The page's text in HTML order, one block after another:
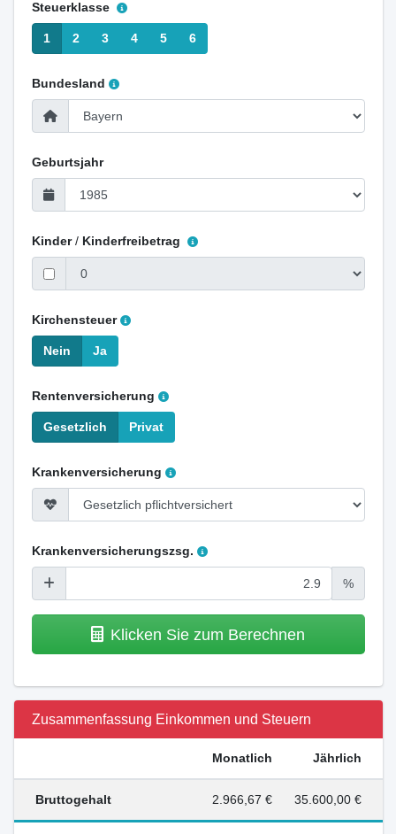
Steuerklasse
1 2 3 4 5 6
Bundesland
Geburtsjahr
Kinder/ Kinderfreibetrag
Kirchensteuer
Nein Ja
Rentenversicherung
Gesetzlich Privat
Krankenversicherung
Krankenversicherungszsg.
%
Klicken Sie zum Berechnen
Zusammenfassung Einkommen und Steuern
Monatlich Jährlich
Bruttogehalt 2.966,67 € 35.600,00 €